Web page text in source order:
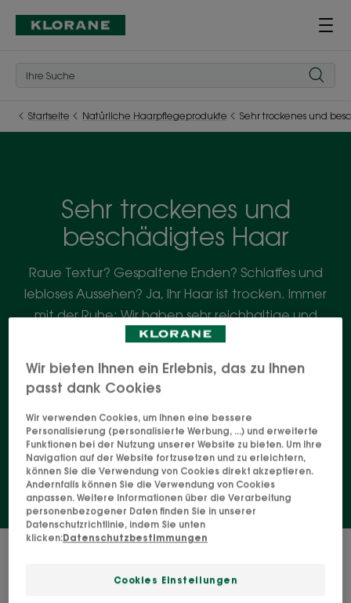
Startseite Natürliche Haarpflegeprodukte Sehr trockenes und
Sehr trockenes und
beschädigtes Haar
Raue Textur? Gespaltene Enden? Schlaffes und
lebloses Aussehen? Ja, Ihr Haar ist trocken. Immer
mit der Ruhe: Wir haben sehr reichhaltige und
pflegende Produkte entwickelt, die Glanz,
Haar zu beschweren. Natürliche, vegane und ultra-
Mähne, die Sie sich vielleicht schon immer
gewünscht haben.
beschädigtes Haar"
Wir bieten Ihnen ein Erlebnis, das zu Ihnen
passt dank Cookies
Wir verwenden Cookies, um Ihnen eine bessere
Personalisierung (personalisierte Werbung, ...) und erweiterte
Funktionen bei der Nutzung unserer Website zu bieten. Um Ihre
Navigation auf der Website fortzusetzen und zu erleichtern,
können Sie die Verwendung von Cookies direkt akzeptieren.
Andernfalls können Sie die Verwendung von Cookies
anpassen. Weitere Informationen über die Verarbeitung
personenbezogener Daten finden Sie in unserer
Datenschutzrichtlinie, indem Sie unten
klicken:Datenschutzbestimmungen
Cookies Einstellungen